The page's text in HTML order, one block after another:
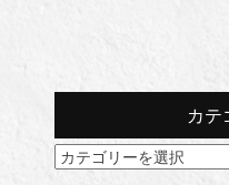
カテ
カ